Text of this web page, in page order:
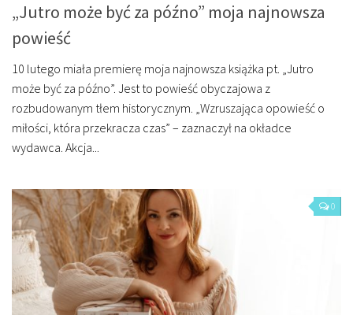
„Jutro może być za późno” moja najnowsza
powieść
10 lutego miała premierę moja najnowsza książka pt. „Jutro
może być za późno”. Jest to powieść obyczajowa z
rozbudowanym tłem historycznym. „Wzruszająca opowieść o
miłości, która przekracza czas” – zaznaczył na okładce
wydawca. Akcja...
0